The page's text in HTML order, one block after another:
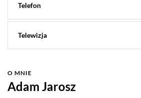
Telefon
Telewizja
O MNIE
Adam Jarosz